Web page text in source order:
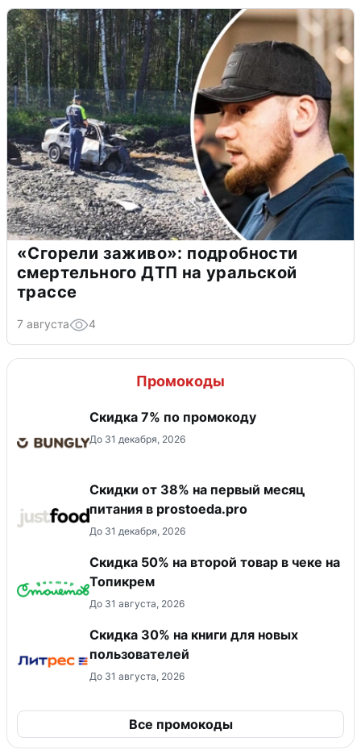
«Сгорели заживо»: подробности
смертельного ДТП на уральской
трассе
7 августа 4
Промокоды
Скидка 7% по промокоду
До 31 декабря, 2026
​Скидки от 38% на первый месяц
питания в prostoeda.pro
До 31 декабря, 2026
Скидка 50% на второй товар в чеке на
Топикрем
До 31 августа, 2026
Скидка 30% на книги для новых
пользователей
До 31 августа, 2026
Все промокоды